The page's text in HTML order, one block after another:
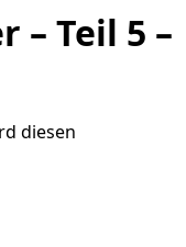
– Teil 5 –
diesen